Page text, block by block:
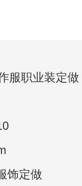
服职业装定做
饰定做